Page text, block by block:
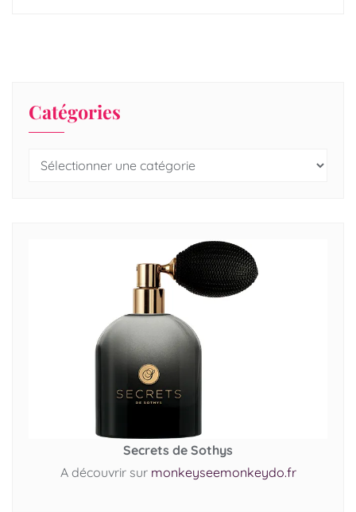
Catégories
Secrets de Sothys
A découvrir sur monkeyseemonkeydo.fr